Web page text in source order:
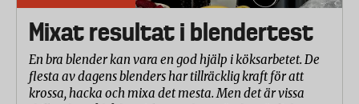
Mixat resultat i blendertest
En bra blender kan vara en god hjälp i köksarbetet. De
flesta av dagens blenders har tillräcklig kraft för att
krossa, hacka och mixa det mesta. Men det är vissa